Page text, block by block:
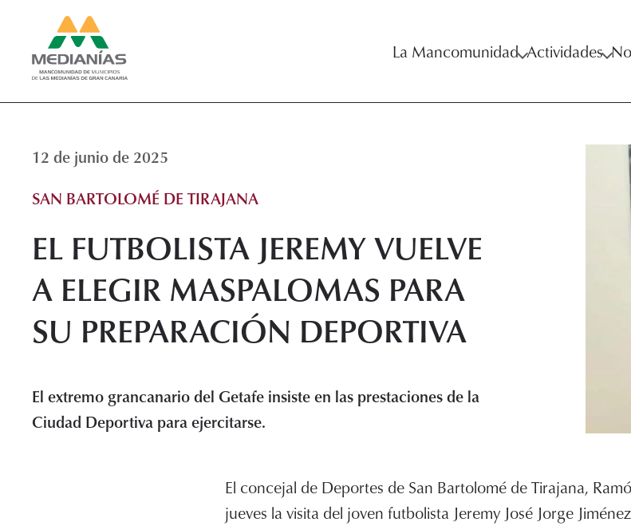
La Mancomunidad Actividades
12 de junio de 2025
SAN BARTOLOMÉ DE TIRAJANA
EL FUTBOLISTA JEREMY VUELVE
A ELEGIR MASPALOMAS PARA
SU PREPARACIÓN DEPORTIVA
El extremo grancanario del Getafe insiste en las prestaciones de la
Ciudad Deportiva para ejercitarse.
El concejal de Deportes de San Bartolomé de Tirajana,
jueves la visita del joven futbolista Jeremy José Jorge